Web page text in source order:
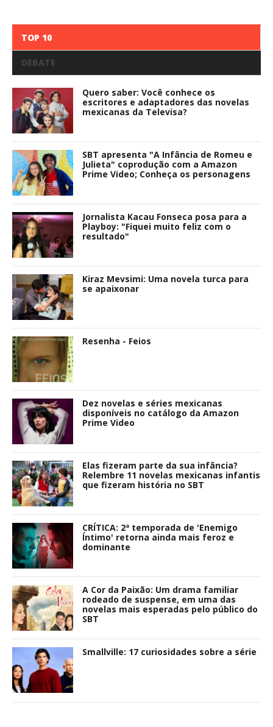
TOP 10
DEBATE
Quero saber: Você conhece os
escritores e adaptadores das novelas
mexicanas da Televisa?
SBT apresenta "A Infância de Romeu e
Julieta" coprodução com a Amazon
Prime Video; Conheça os personagens
Jornalista Kacau Fonseca posa para a
Playboy: "Fiquei muito feliz com o
resultado"
Kiraz Mevsimi: Uma novela turca para
se apaixonar
Resenha - Feios
Dez novelas e séries mexicanas
disponíveis no catálogo da Amazon
Prime Video
Elas fizeram parte da sua infância?
Relembre 11 novelas mexicanas infantis
que fizeram história no SBT
CRÍTICA: 2ª temporada de 'Enemigo
Íntimo' retorna ainda mais feroz e
dominante
A Cor da Paixão: Um drama familiar
rodeado de suspense, em uma das
novelas mais esperadas pelo público do
SBT
Smallville: 17 curiosidades sobre a série